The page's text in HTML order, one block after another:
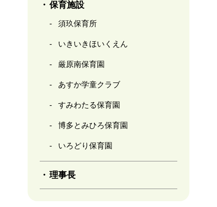
保育施設
須玖保育所
いきいきほいくえん
厳原南保育園
あすか学童クラブ
すみわたる保育園
博多とみひろ保育園
いろどり保育園
理事長